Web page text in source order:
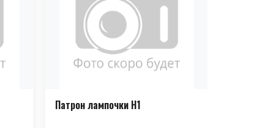
Патрон лампочки H1